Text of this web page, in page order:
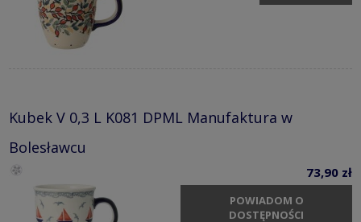
Kubek V 0,3 L K081 DPML Manufaktura w
Bolesławcu
73,90 zł
POWIADOM O
DOSTĘPNOŚCI